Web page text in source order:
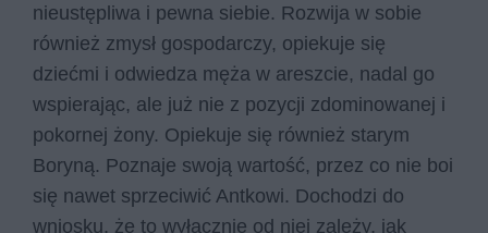
nieustępliwa i pewna siebie. Rozwija w sobie
również zmysł gospodarczy, opiekuje się
dziećmi i odwiedza męża w areszcie, nadal go
wspierając, ale już nie z pozycji zdominowanej i
pokornej żony. Opiekuje się również starym
Boryną. Poznaje swoją wartość, przez co nie boi
się nawet sprzeciwić Antkowi. Dochodzi do
wniosku, że to wyłącznie od niej zależy, jak